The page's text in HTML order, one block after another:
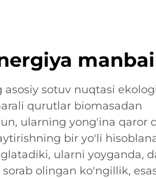
manbai
sotuv nuqtasi
qurutlar biomasadan
ularning yong'ina qaror
bir yo'li
ularni yoyganda,
olingan ko'ngillik,